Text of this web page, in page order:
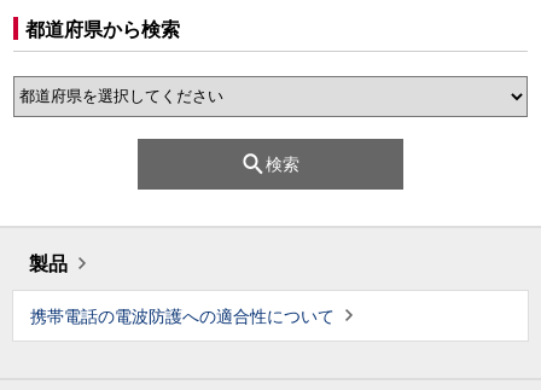
都道府県から検索
検索
製品
携帯電話の電波防護への適合性について